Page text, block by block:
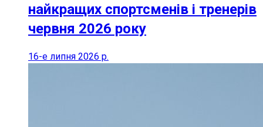
найкращих спортсменів і тренерів
червня 2026 року
16-е липня 2026 р.